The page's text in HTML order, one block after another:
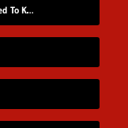
Gotye ft. Kimbra – Somebody That I Used To Know